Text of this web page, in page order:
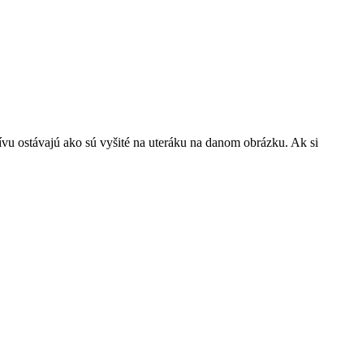
ostávajú ako sú vyšité na uteráku na danom obrázku. Ak si